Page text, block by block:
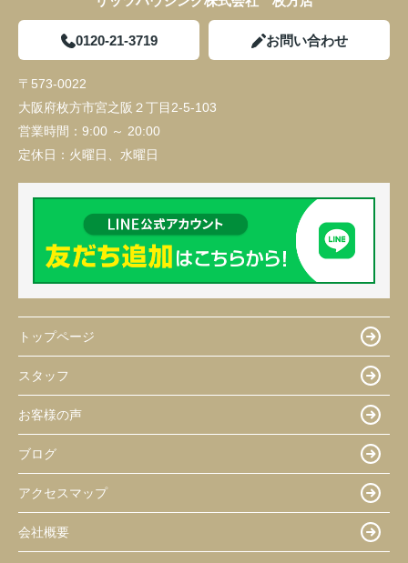
0120-21-3719 お問い合わせ
〒573-0022
大阪府枚方市宮之阪２丁目2-5-103
営業時間： 9:00 ～ 20:00
定休日： 火曜日、水曜日
トップページ
スタッフ
お客様の声
ブログ
アクセスマップ
会社概要